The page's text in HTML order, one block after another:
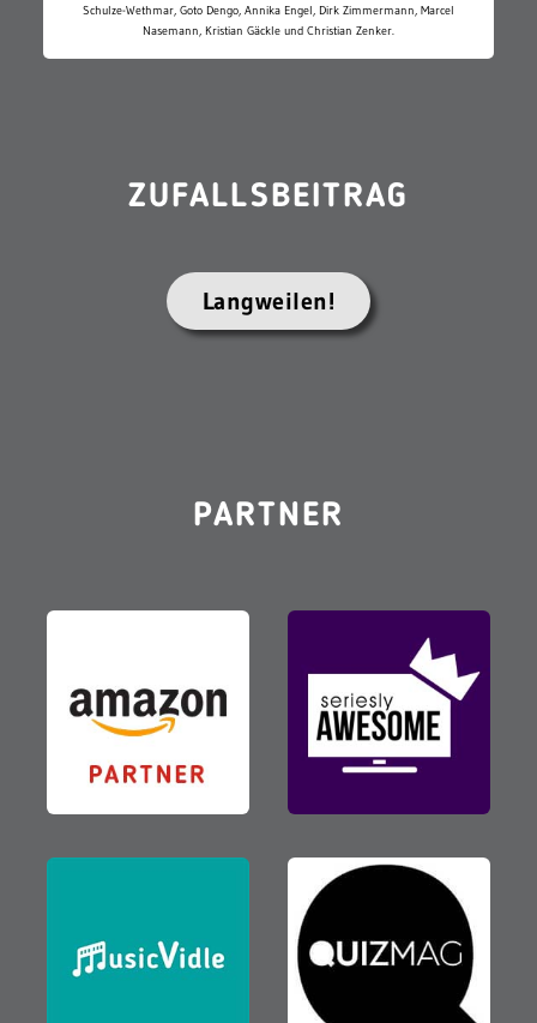
Schulze-Wethmar, Goto Dengo, Annika Engel, Dirk Zimmermann, Marcel
Nasemann, Kristian Gäckle und Christian Zenker.
ZUFALLSBEITRAG
Langweilen!
PARTNER